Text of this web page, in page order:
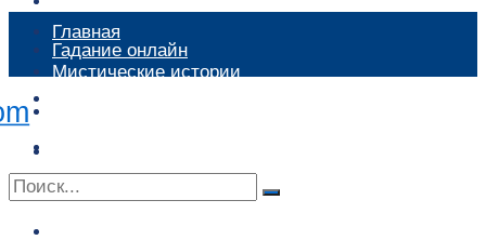
Гадание онлайн
Контакты
Главная
Мистические истории
Сонник